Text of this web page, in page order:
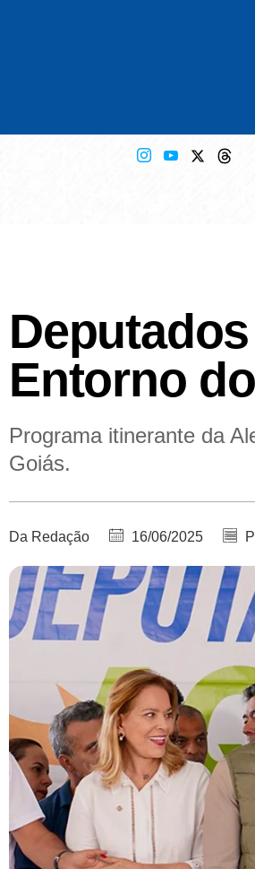
Entorno
Programa itinerante da
Goiás.
Da Redação 16/06/2025